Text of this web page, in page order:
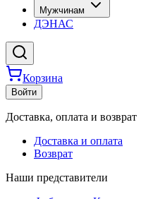
Мужчинам
ДЭНАС
Корзина
Войти
Доставка, оплата и возврат
Доставка и оплата
Возврат
Наши представители